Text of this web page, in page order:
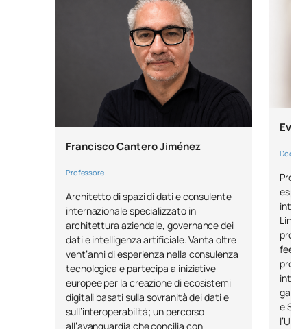
Francisco Cantero Jiménez
Professore
Architetto di spazi di dati e consulente
internazionale specializzato in
architettura aziendale, governance dei
dati e intelligenza artificiale. Vanta oltre
vent’anni di esperienza nella consulenza
tecnologica e partecipa a iniziative
europee per la creazione di ecosistemi
digitali basati sulla sovranità dei dati e
sull’interoperabilità; un percorso
all’avanguardia che concilia con
Eva
feel”,
e